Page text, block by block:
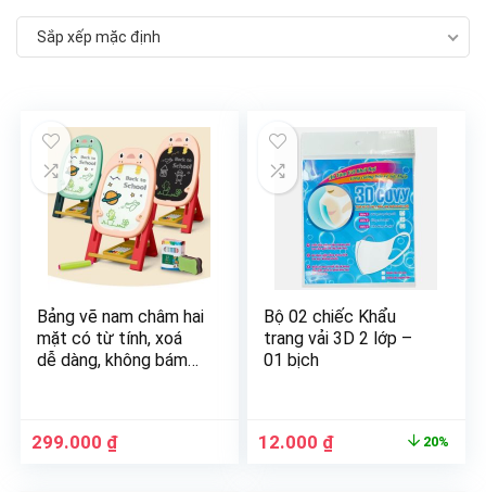
Sắp xếp mặc định
Bảng vẽ nam châm hai
mặt có từ tính, xoá
dễ dàng, không bám
299.000 ₫
Bộ 02 chiếc Khẩu
trang vải 3D 2 lớp –
01 bịch
12.000 ₫ 20%